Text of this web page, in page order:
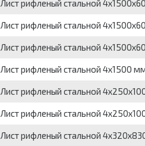
Лист рифленый стальной
Лист рифленый стальной
Лист рифленый стальной
Лист рифленый стальной 4х1500
Лист рифленый стальной
Лист рифленый стальной
Лист рифленый стальной